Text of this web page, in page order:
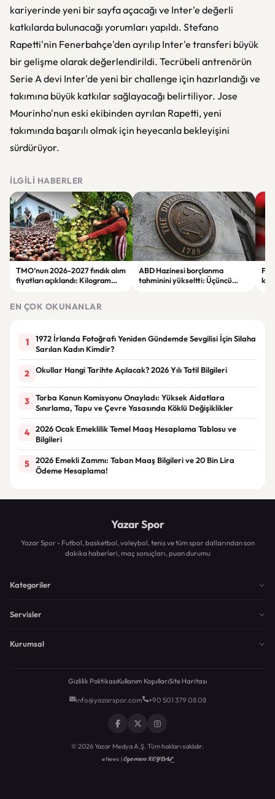
kariyerinde yeni bir sayfa açacağı ve Inter'e değerli
katkılarda bulunacağı yorumları yapıldı. Stefano
Rapetti'nin Fenerbahçe'den ayrılıp Inter'e transferi büyük
bir gelişme olarak değerlendirildi. Tecrübeli antrenörün
Serie A devi Inter'de yeni bir challenge için hazırlandığı ve
takımına büyük katkılar sağlayacağı belirtiliyor. Jose
Mourinho'nun eski ekibinden ayrılan Rapetti, yeni
takımında başarılı olmak için heyecanla bekleyişini
sürdürüyor.
İLGILI HABERLER
TMO’nun 2026-2027 fındık alım
fiyatları açıklandı: Kilogram
ABD Hazinesi borçlanma
tahminini yükseltti: Üçüncü
EN ÇOK OKUNANLAR
1
1972 İrlanda Fotoğrafı Yeniden Gündemde Sevgilisi İçin Silaha
Sarılan Kadın Kimdir?
2 Okullar Hangi Tarihte Açılacak? 2026 Yılı Tatil Bilgileri
3
Torba Kanun Komisyonu Onayladı: Yüksek Aidatlara
Sınırlama, Tapu ve Çevre Yasasında Köklü Değişiklikler
4
2026 Ocak Emeklilik Temel Maaş Hesaplama Tablosu ve
Bilgileri
5
2026 Emekli Zammı: Taban Maaş Bilgileri ve 20 Bin Lira
Ödeme Hesaplama!
Yazar Spor
Yazar Spor - Futbol, basketbol, voleybol, tenis ve tüm spor dallarından son
dakika haberleri, maç sonuçları, puan durumu
Kategoriler
Servisler
Kurumsal
Gizlilik PolitikasıKullanım KoşullarıSite Haritası
info@yazarspor.com +90 501 379 08 08
© 2026 Yazar Medya A.Ş. Tüm hakları saklıdır.
eNews |Egemen KEYDAL